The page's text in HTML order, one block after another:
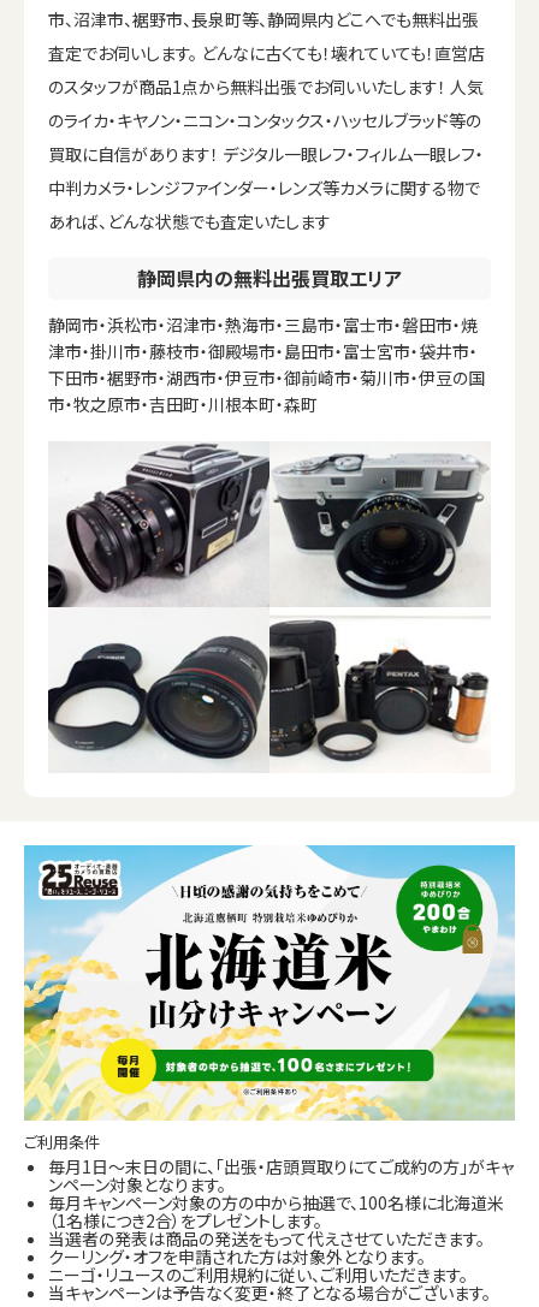
市、沼津市、裾野市、長泉町等、静岡県内どこへでも無料出張
査定でお伺いします。 どんなに古くても！壊れていても！直営店
のスタッフが商品1点から無料出張でお伺いいたします！ 人気
のライカ・キヤノン・ニコン・コンタックス・ハッセルブラッド等の
買取に自信があります！ デジタル一眼レフ・フィルム一眼レフ・
中判カメラ・レンジファインダー・レンズ等カメラに関する物で
あれば、どんな状態でも査定いたします
静岡県内の無料出張買取エリア
静岡市・浜松市・沼津市・熱海市・三島市・富士市・磐田市・焼
津市・掛川市・藤枝市・御殿場市・島田市・富士宮市・袋井市・
下田市・裾野市・湖西市・伊豆市・御前崎市・菊川市・伊豆の国
市・牧之原市・吉田町・川根本町・森町
ご利用条件
毎月1日～末日の間に、「出張・店頭買取りにてご成約の方」がキャ
ンペーン対象となります。
毎月キャンペーン対象の方の中から抽選で、100名様に北海道米
（1名様につき2合）をプレゼントします。
当選者の発表は商品の発送をもって代えさせていただきます。
クーリング・オフを申請された方は対象外となります。
ニーゴ・リユースのご利用規約に従い、ご利用いただきます。
当キャンペーンは予告なく変更・終了となる場合がございます。